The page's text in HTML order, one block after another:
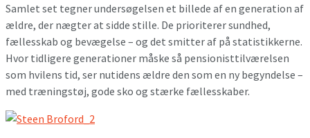
Samlet set tegner undersøgelsen et billede af en generation af
ældre, der nægter at sidde stille. De prioriterer sundhed,
fællesskab og bevægelse – og det smitter af på statistikkerne.
Hvor tidligere generationer måske så pensionisttilværelsen
som hvilens tid, ser nutidens ældre den som en ny begyndelse –
med træningstøj, gode sko og stærke fællesskaber.